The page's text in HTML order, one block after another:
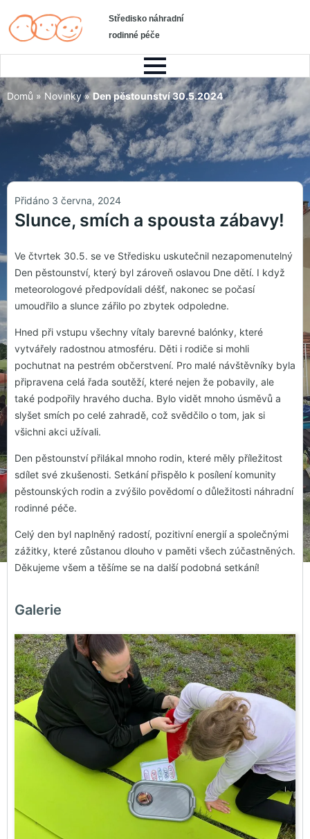
Středisko náhradní
rodinné péče
Domů » Novinky » Den pěstounství 30.5.2024
Přidáno 3 června, 2024
Slunce, smích a spousta zábavy!
Ve čtvrtek 30.5. se ve Středisku uskutečnil nezapomenutelný
Den pěstounství, který byl zároveň oslavou Dne dětí. I když
meteorologové předpovídali déšť, nakonec se počasí
umoudřilo a slunce zářilo po zbytek odpoledne.
Hned při vstupu všechny vítaly barevné balónky, které
vytvářely radostnou atmosféru. Děti i rodiče si mohli
pochutnat na pestrém občerstvení. Pro malé návštěvníky byla
připravena celá řada soutěží, které nejen že pobavily, ale
také podpořily hravého ducha. Bylo vidět mnoho úsměvů a
slyšet smích po celé zahradě, což svědčilo o tom, jak si
všichni akci užívali.
Den pěstounství přilákal mnoho rodin, které měly příležitost
sdílet své zkušenosti. Setkání přispělo k posílení komunity
pěstounských rodin a zvýšilo povědomí o důležitosti náhradní
rodinné péče.
Celý den byl naplněný radostí, pozitivní energií a společnými
zážitky, které zůstanou dlouho v paměti všech zúčastněných.
Děkujeme všem a těšíme se na další podobná setkání!
Galerie